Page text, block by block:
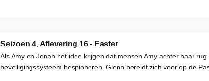
Seizoen 4, Aflevering 16 - Easter
Als Amy en Jonah het idee krijgen dat mensen Amy achter haar
beveiligingssysteem bespioneren. Glenn bereidt zich voor op de